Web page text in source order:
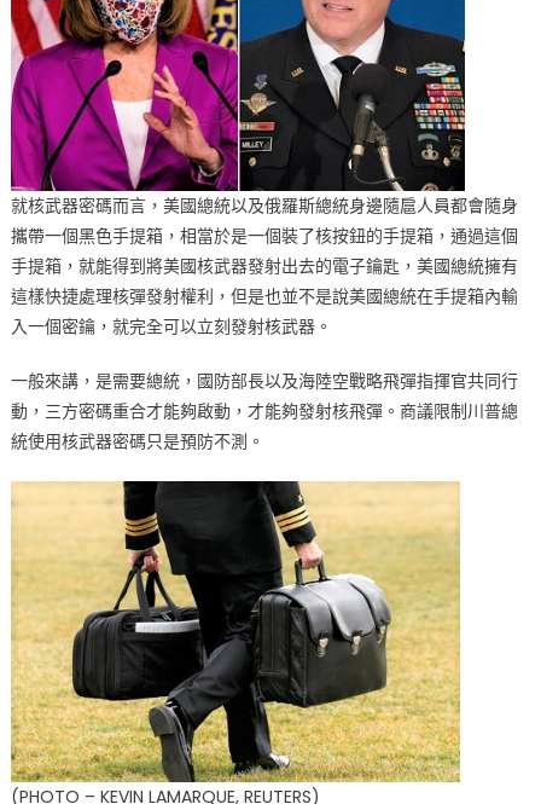
就核武器密碼而言，美國總統以及俄羅斯總統身邊隨扈人員都會隨身
攜帶一個黑色手提箱，相當於是一個裝了核按鈕的手提箱，通過這個
手提箱，就能得到將美國核武器發射出去的電子鑰匙，美國總統擁有
這樣快捷處理核彈發射權利，但是也並不是說美國總統在手提箱內輸
入一個密鑰，就完全可以立刻發射核武器。
一般來講，是需要總統，國防部長以及海陸空戰略飛彈指揮官共同行
動，三方密碼重合才能夠啟動，才能夠發射核飛彈。商議限制川普總
統使用核武器密碼只是預防不測。
(PHOTO – KEVIN LAMARQUE, REUTERS)